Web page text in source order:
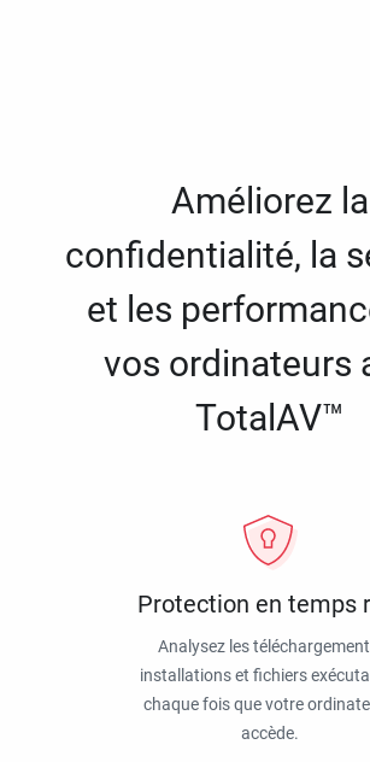
Améliorez la
confidentialité, la
et les
vos ordinateurs
TotalAV™
Protection en temps
Analysez les
installations et fichiers
chaque fois que votre
accède.